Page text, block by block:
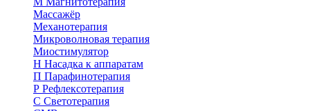
Массажёр
Механотерапия
Микроволновая терапия
Миостимулятор
Н Насадка к аппаратам
П Парафинотерапия
Р Рефлексотерапия
С Светотерапия